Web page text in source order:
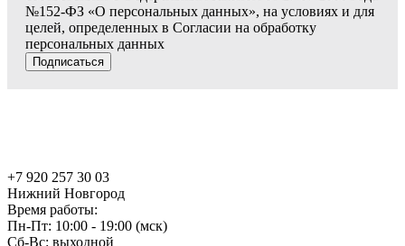
№152-ФЗ «О персональных данных», на условиях и для
целей, определенных в Согласии на обработку
персональных данных
Подписаться
+7 920 257 30 03
Нижний Новгород
Время работы:
Пн-Пт: 10:00 - 19:00 (мск)
Сб-Вс: выходной